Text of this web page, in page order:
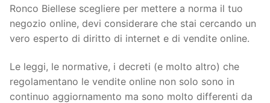
Ronco Biellese scegliere per mettere a norma il tuo
negozio online, devi considerare che stai cercando un
vero esperto di diritto di internet e di vendite online.
Le leggi, le normative, i decreti (e molto altro) che
regolamentano le vendite online non solo sono in
continuo aggiornamento ma sono molto differenti da